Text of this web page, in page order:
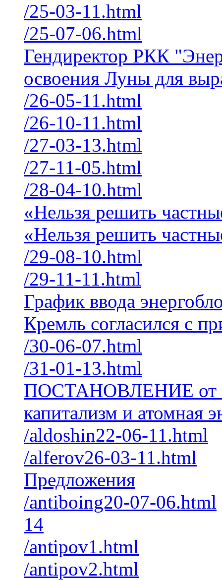
/25-03-11.html
/25-07-06.html
Гендиректор РКК
освоения Луны для
/26-05-11.html
/26-10-11.html
/27-03-13.html
/27-11-05.html
/28-04-10.html
«Нельзя решить
«Нельзя решить
/29-08-10.html
/29-11-11.html
График ввода
Кремль согласился с
/30-06-07.html
/31-01-13.html
ПОСТАНОВЛЕНИЕ от
капитализм и атомная
/aldoshin22-06-11.html
/alferov26-03-11.html
Предложения
/antiboing20-07-06.html
14
/antipov1.html
/antipov2.html